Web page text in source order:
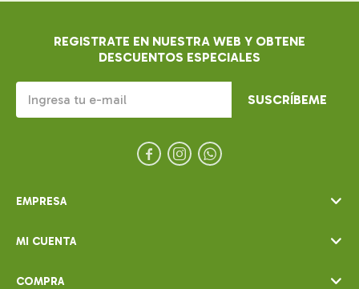
EMPRESA
MI CUENTA
COMPRA
REGISTRATE EN NUESTRA WEB Y OBTENE
DESCUENTOS ESPECIALES
SUSCRÍBEME
  